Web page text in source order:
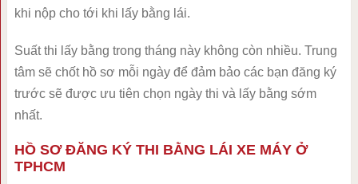
khi nộp cho tới khi lấy bằng lái.
Suất thi lấy bằng trong tháng này không còn nhiều. Trung
tâm sẽ chốt hồ sơ mỗi ngày để đảm bảo các bạn đăng ký
trước sẽ được ưu tiên chọn ngày thi và lấy bằng sớm
nhất.
HỒ SƠ ĐĂNG KÝ THI BẰNG LÁI XE MÁY Ở
TPHCM